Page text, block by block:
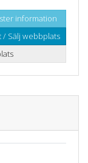
information
Sälj webbplats